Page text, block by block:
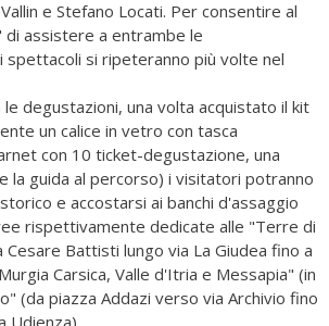
e Stefano Locati. Per consentire al
assistere a entrambe le
spettacoli si ripeteranno più volte nel
degustazioni, una volta acquistato il kit
un calice in vetro con tasca
con 10 ticket-degustazione, una
la guida al percorso) i visitatori potranno
e accostarsi ai banchi d'assaggio
rispettivamente dedicate alle "Terre di
Cesare Battisti lungo via La Giudea fino a
Carsica, Valle d'Itria e Messapia" (in
(da piazza Addazi verso via Archivio fino